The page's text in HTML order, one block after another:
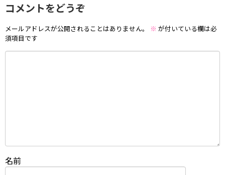
コメントをどうぞ
メールアドレスが公開されることはありません。 ※ が付いている欄は必
須項目です
名前